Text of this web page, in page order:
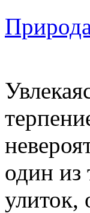
один из
улиток,